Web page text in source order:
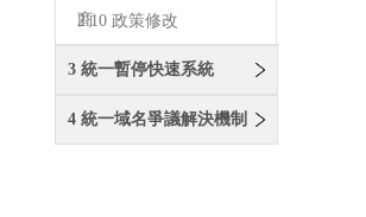
商
2.10 政策修改
3 統一暫停快速系統
4 統一域名爭議解決機制